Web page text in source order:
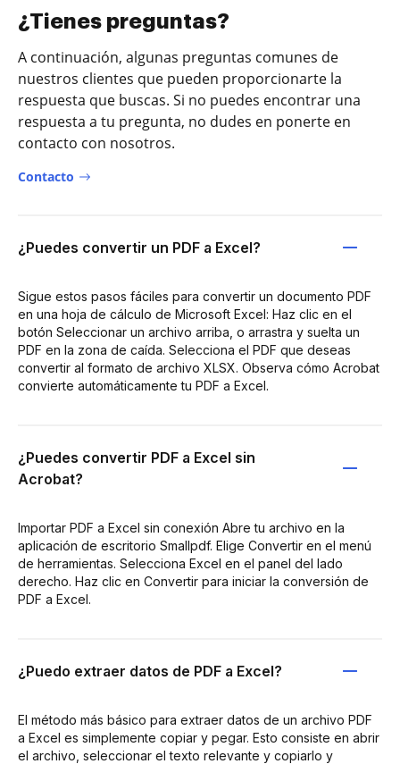
¿Tienes preguntas?
A continuación, algunas preguntas comunes de
nuestros clientes que pueden proporcionarte la
respuesta que buscas. Si no puedes encontrar una
respuesta a tu pregunta, no dudes en ponerte en
contacto con nosotros.
Contacto
¿Puedes convertir un PDF a Excel?
Sigue estos pasos fáciles para convertir un documento PDF
en una hoja de cálculo de Microsoft Excel: Haz clic en el
botón Seleccionar un archivo arriba, o arrastra y suelta un
PDF en la zona de caída. Selecciona el PDF que deseas
convertir al formato de archivo XLSX. Observa cómo Acrobat
convierte automáticamente tu PDF a Excel.
¿Puedes convertir PDF a Excel sin
Acrobat?
Importar PDF a Excel sin conexión Abre tu archivo en la
aplicación de escritorio Smallpdf. Elige Convertir en el menú
de herramientas. Selecciona Excel en el panel del lado
derecho. Haz clic en Convertir para iniciar la conversión de
PDF a Excel.
¿Puedo extraer datos de PDF a Excel?
El método más básico para extraer datos de un archivo PDF
a Excel es simplemente copiar y pegar. Esto consiste en abrir
el archivo, seleccionar el texto relevante y copiarlo y